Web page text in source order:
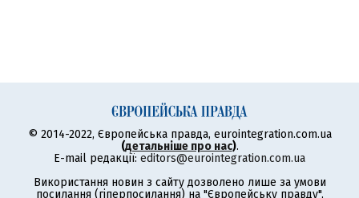
© 2014-2022, Європейська правда, eurointegration.com.ua
(детальніше про нас).
E-mail редакції: editors@eurointegration.com.ua
Використання новин з сайту дозволено лише за умови
посилання (гіперпосилання) на "Європейську правду",